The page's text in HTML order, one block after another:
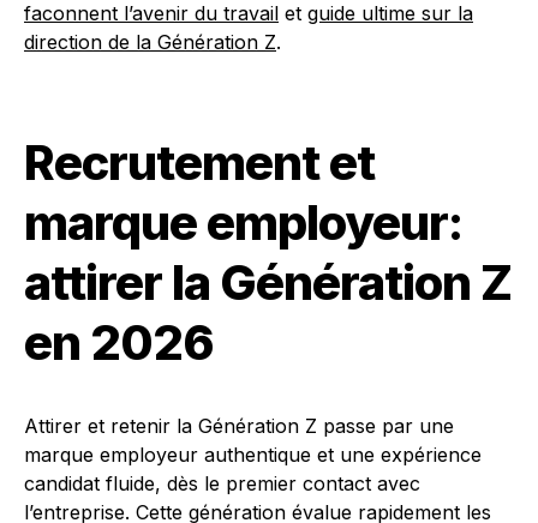
faconnent l’avenir du travail et guide ultime sur la
direction de la Génération Z.
Recrutement et
marque employeur:
attirer la Génération Z
en 2026
Attirer et retenir la Génération Z passe par une
marque employeur authentique et une expérience
candidat fluide, dès le premier contact avec
l’entreprise. Cette génération évalue rapidement les